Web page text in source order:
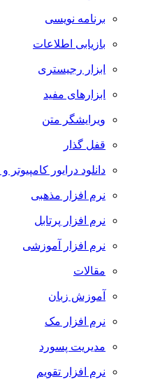
برنامه نویسی
بازیابی اطلاعات
ابزار رجیستری
ابزارهای مفید
ویرایشگر متن
قفل گذار
دانلود درایور کامپیوتر
نرم افزار مذهبی
نرم افزار پرتابل
نرم افزار آموزشی
مقالات
آموزش زبان
نرم افزار مک
مدیریت پسورد
نرم افزار تقویم